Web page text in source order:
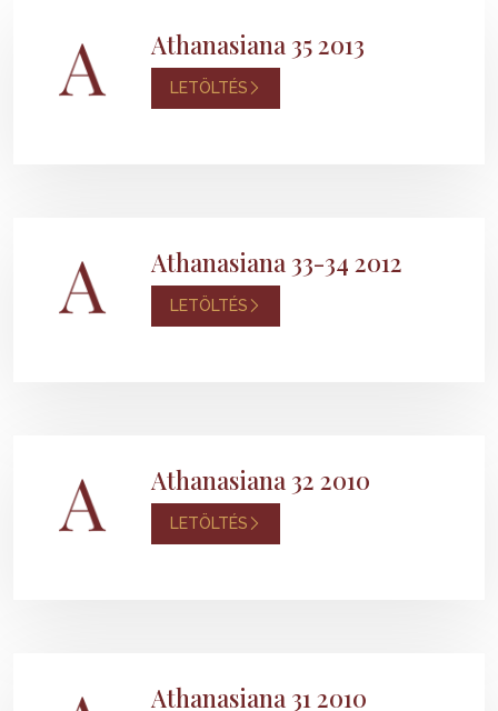
Athanasiana 35 2013
LETÖLTÉS
Athanasiana 33-34 2012
LETÖLTÉS
Athanasiana 32 2010
LETÖLTÉS
Athanasiana 31 2010